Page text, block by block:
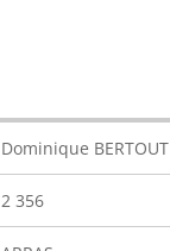
Dominique BERTOUT
2 356